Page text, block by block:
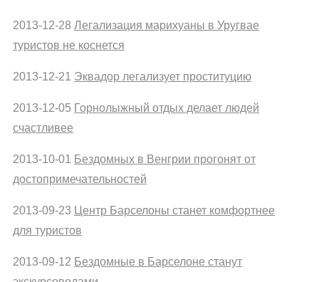
2013-12-28 Легализация марихуаны в Уругвае
туристов не коснется
2013-12-21 Эквадор легализует проституцию
2013-12-05 Горнолыжный отдых делает людей
счастливее
2013-10-01 Бездомных в Венгрии прогонят от
достопримечательностей
2013-09-23 Центр Барселоны станет комфортнее
для туристов
2013-09-12 Бездомные в Барселоне станут